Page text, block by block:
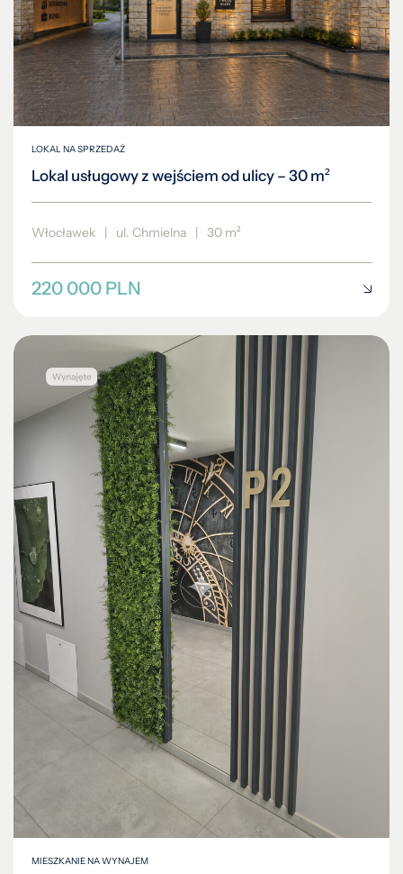
LOKAL NA SPRZEDAŻ
Lokal usługowy z wejściem od ulicy – 30 m²
Włocławek ul. Chmielna 30 m²
220 000 PLN
MIESZKANIE NA WYNAJEM